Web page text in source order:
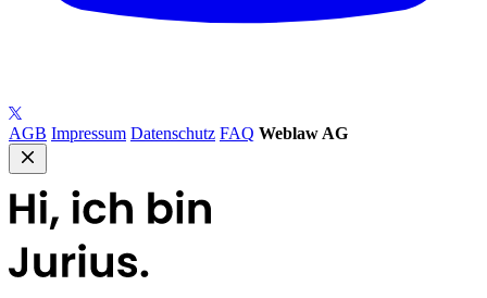
AGB Impressum Datenschutz FAQ Weblaw AG